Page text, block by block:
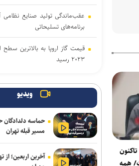
همه
عقب‌ماندگی تولید صنایع نظامی
برنامه‌های تسلیحاتی
قیمت گاز اروپا به بالاترین سطح
۲۰۲۳ رسید
دیپلماسی یا جنگ؟ غرب
دشوارترین انتخاب!
حقوق فرهنگیان خط قرمز
تعهد کمیسیون اصل نود برای
مطالبات تا پرداخت معوقات
وزارت خارجه قطر: تلاش‌ها
ویدیو
حماسه دلدادگان
مسیر قبله تهران
آخرین اربعین؛ از